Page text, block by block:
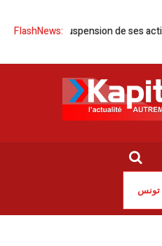
FlashNews:
la suspension de ses activités
تونس